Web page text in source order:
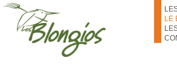
Aller au contenu principal
LE